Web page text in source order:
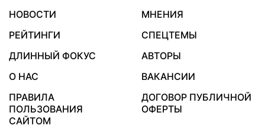
НОВОСТИ
МНЕНИЯ
РЕЙТИНГИ
СПЕЦТЕМЫ
ДЛИННЫЙ ФОКУС
АВТОРЫ
О НАС
ВАКАНСИИ
ПРАВИЛА
ПОЛЬЗОВАНИЯ
САЙТОМ
ДОГОВОР ПУБЛИЧНОЙ
ОФЕРТЫ